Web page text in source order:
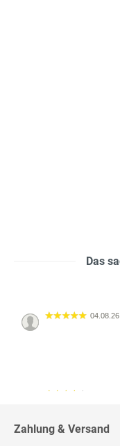
Das
04.08.26
Zahlung & Versand